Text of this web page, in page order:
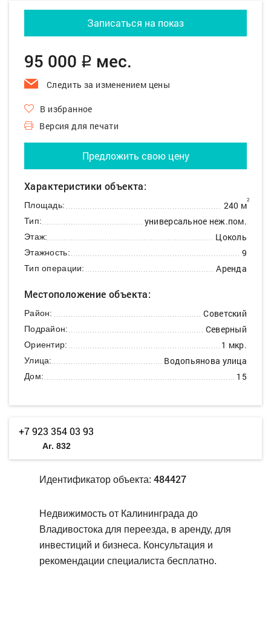
Записаться на показ
95 000 q мес.
Следить за изменением цены
В избранное
Версия для печати
Предложить свою цену
Характеристики объекта:
Площадь: 240 м2
Тип: универсальное неж.пом.
Этаж: Цоколь
Этажность: 9
Тип операции: Аренда
Местоположение объекта:
Район: Советский
Подрайон: Северный
Ориентир: 1 мкр.
Улица: Водопьянова улица
Дом: 15
+7 923 354 03 93
Аг. 832
Идентификатор объекта: 484427
Недвижимость от Калининграда до
Владивостока для переезда, в аренду, для
инвестиций и бизнеса. Консультация и
рекомендации специалиста бесплатно.